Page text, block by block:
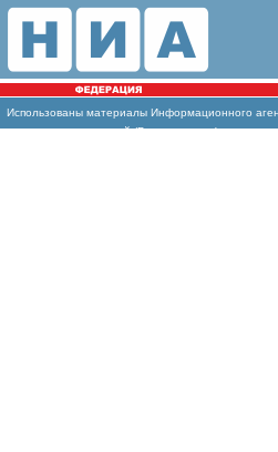
Использованы материалы Информационного
массовых коммуникаций (Роскомнадзор)